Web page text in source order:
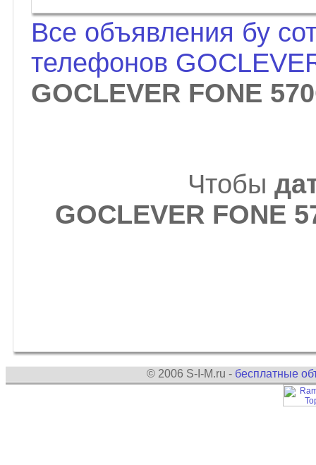
Все объявления бу
телефонов
GOCLEVER FONE
Чтобы
GOCLEVER FONE
© 2006 S-I-M.ru - бесплатные